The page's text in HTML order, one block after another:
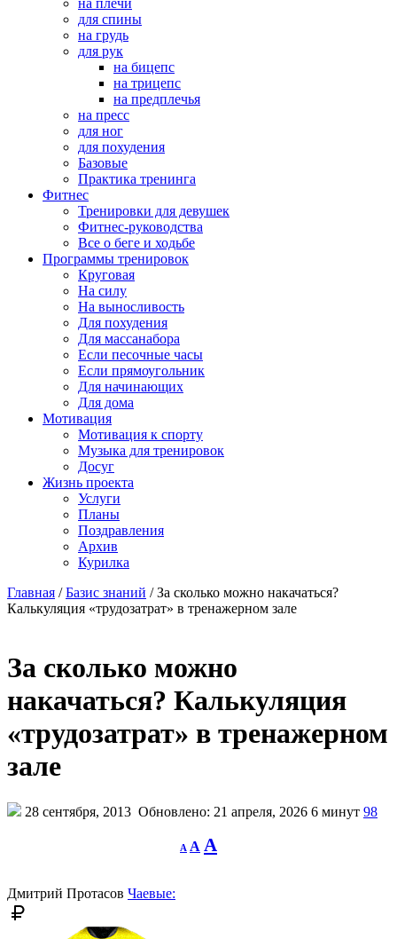
на плечи
для спины
на грудь
для рук
на бицепс
на трицепс
на предплечья
на пресс
для ног
для похудения
Базовые
Практика тренинга
Фитнес
Тренировки для девушек
Фитнес-руководства
Все о беге и ходьбе
Программы тренировок
Круговая
На силу
На выносливость
Для похудения
Для массанабора
Если песочные часы
Если прямоугольник
Для начинающих
Для дома
Мотивация
Мотивация к спорту
Музыка для тренировок
Досуг
Жизнь проекта
Услуги
Планы
Поздравления
Архив
Курилка
Главная / Базис знаний / За сколько можно накачаться?
Калькуляция «трудозатрат» в тренажерном зале
За сколько можно
накачаться? Калькуляция
«трудозатрат» в тренажерном
зале
28 сентября, 2013 Обновлено: 21 апреля, 2026 6 минут 98
A
Decrease
font
A Reset
font
A
Дмитрий Протасов Чаевые: